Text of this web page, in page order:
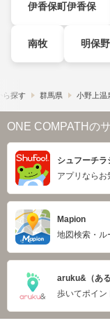
伊香保町伊香保
南牧 明保野
ら探す 群馬県 小野上温
ONE COMPATHの
シュフーチラ
アプリならお
Mapion
地図検索・ル
aruku&（ある
歩いてポイン